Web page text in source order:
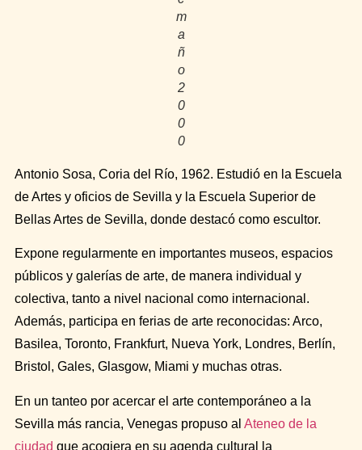
m
a
ñ
o
2
0
0
0
Antonio Sosa, Coria del Río, 1962. Estudió en la Escuela
de Artes y oficios de Sevilla y la Escuela Superior de
Bellas Artes de Sevilla, donde destacó como escultor.
Expone regularmente en importantes museos, espacios
públicos y galerías de arte, de manera individual y
colectiva, tanto a nivel nacional como internacional.
Además, participa en ferias de arte reconocidas: Arco,
Basilea, Toronto, Frankfurt, Nueva York, Londres, Berlín,
Bristol, Gales, Glasgow, Miami y muchas otras.
En un tanteo por acercar el arte contemporáneo a la
Sevilla más rancia, Venegaspropuso al Ateneo de la
ciudad que acogiera en su agenda cultural la